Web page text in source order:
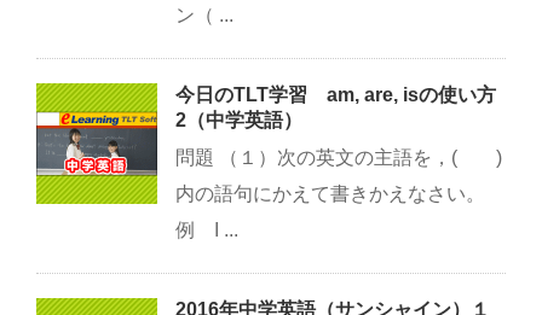
ン（ ...
今日のTLT学習 am, are, isの使い方
2（中学英語）
問題 （１）次の英文の主語を，( )
内の語句にかえて書きかえなさい。
例 I ...
2016年中学英語（サンシャイン）１